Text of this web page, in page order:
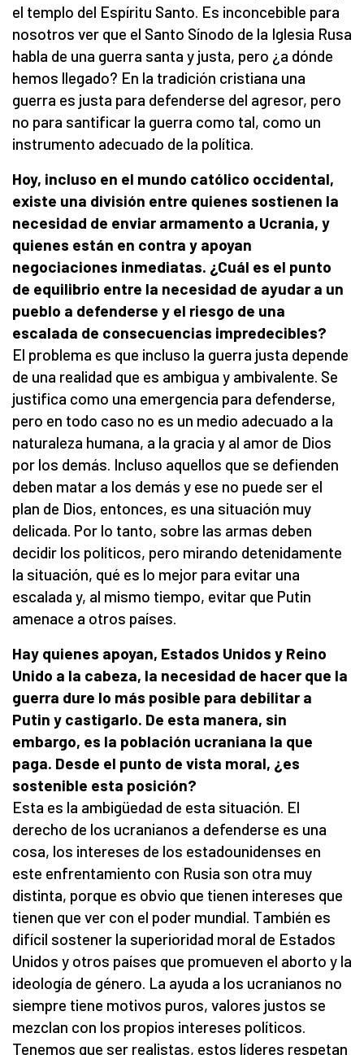
el templo del Espíritu Santo. Es inconcebible para
nosotros ver que el Santo Sínodo de la Iglesia Rusa
habla de una guerra santa y justa, pero ¿a dónde
hemos llegado? En la tradición cristiana una
guerra es justa para defenderse del agresor, pero
no para santificar la guerra como tal, como un
instrumento adecuado de la política.
Hoy, incluso en el mundo católico occidental,
existe una división entre quienes sostienen la
necesidad de enviar armamento a Ucrania, y
quienes están en contra y apoyan
negociaciones inmediatas. ¿Cuál es el punto
de equilibrio entre la necesidad de ayudar a un
pueblo a defenderse y el riesgo de una
escalada de consecuencias impredecibles?
El problema es que incluso la guerra justa depende
de una realidad que es ambigua y ambivalente. Se
justifica como una emergencia para defenderse,
pero en todo caso no es un medio adecuado a la
naturaleza humana, a la gracia y al amor de Dios
por los demás. Incluso aquellos que se defienden
deben matar a los demás y ese no puede ser el
plan de Dios, entonces, es una situación muy
delicada. Por lo tanto, sobre las armas deben
decidir los políticos, pero mirando detenidamente
la situación, qué es lo mejor para evitar una
escalada y, al mismo tiempo, evitar que Putin
amenace a otros países.
Hay quienes apoyan, Estados Unidos y Reino
Unido a la cabeza, la necesidad de hacer que la
guerra dure lo más posible para debilitar a
Putin y castigarlo. De esta manera, sin
embargo, es la población ucraniana la que
paga. Desde el punto de vista moral, ¿es
sostenible esta posición?
Esta es la ambigüedad de esta situación. El
derecho de los ucranianos a defenderse es una
cosa, los intereses de los estadounidenses en
este enfrentamiento con Rusia son otra muy
distinta, porque es obvio que tienen intereses que
tienen que ver con el poder mundial. También es
difícil sostener la superioridad moral de Estados
Unidos y otros países que promueven el aborto y la
ideología de género. La ayuda a los ucranianos no
siempre tiene motivos puros, valores justos se
mezclan con los propios intereses políticos.
Tenemos que ser realistas, estos líderes respetan